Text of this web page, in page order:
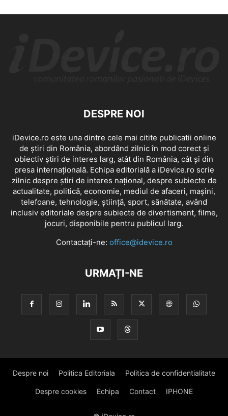
DESPRE NOI
iDevice.ro este una dintre cele mai citite publicatii online
de știri din România, abordând zilnic în mod corect și
obiectiv știri de interes larg, atât din România, cât și din
presa internațională. Echipa editorială a iDevice.ro scrie
zilnic despre știri de interes național, despre subiecte de
actualitate, politică, economie, mediul de afaceri, mașini,
telefoane, tehnologie, știință, sport, sănătate, având
inclusiv editoriale despre subiecte de divertisment, filme,
jocuri, disponibile pentru publicul larg.
Contactați-ne: office@idevice.ro
URMAȚI-NE
Despre noi Politica Editoriala Politica de confidentialitate
Despre cookies Echipa Contact IPHONE